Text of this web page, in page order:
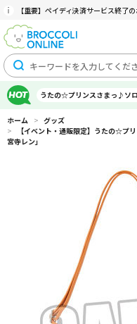
【重要】ペイディ決済サービス終了
うたの☆プリンスさまっ♪ソ
ホーム > グッズ
>
【イベント・通販限定】うたの☆プ
宮寺レン」